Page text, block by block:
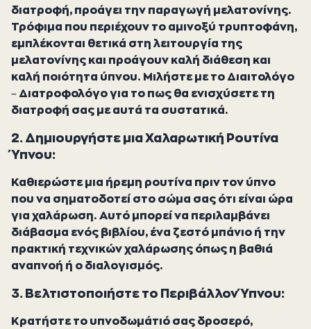
διατροφή, προάγει την παραγωγή μελατονίνης.
Τρόφιμα που περιέχουν το αμινοξύ τρυπτοφάνη,
εμπλέκονται θετικά στη λειτουργία της
μελατονίνης και προάγουν καλή διάθεση και
καλή ποιότητα ύπνου. Μιλήστε με το Διαιτολόγο
– Διατροφολόγο για το πως θα ενισχύσετε τη
διατροφή σας με αυτά τα συστατικά.
2. Δημιουργήστε μια Χαλαρωτική Ρουτίνα
Ύπνου:
Καθιερώστε μια ήρεμη ρουτίνα πριν τον ύπνο
που να σηματοδοτεί στο σώμα σας ότι είναι ώρα
για χαλάρωση. Αυτό μπορεί να περιλαμβάνει
διάβασμα ενός βιβλίου, ένα ζεστό μπάνιο ή την
πρακτική τεχνικών χαλάρωσης όπως η βαθιά
αναπνοή ή ο διαλογισμός.
3. Βελτιστοποιήστε το Περιβάλλον Ύπνου:
Κρατήστε το υπνοδωμάτιό σας δροσερό,